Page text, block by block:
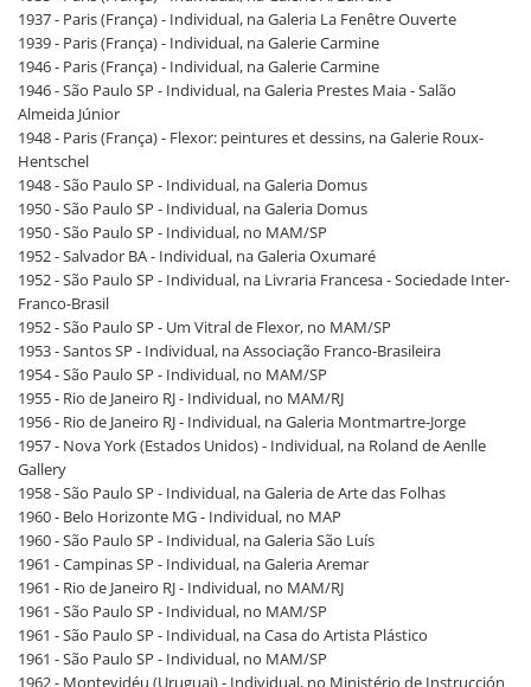
1937 - Paris (França) - Individual, na Galeria La Fenêtre Ouverte
1939 - Paris (França) - Individual, na Galerie Carmine
1946 - Paris (França) - Individual, na Galerie Carmine
1946 - São Paulo SP - Individual, na Galeria Prestes Maia - Salão
Almeida Júnior
1948 - Paris (França) - Flexor: peintures et dessins, na Galerie Roux-
Hentschel
1948 - São Paulo SP - Individual, na Galeria Domus
1950 - São Paulo SP - Individual, na Galeria Domus
1950 - São Paulo SP - Individual, no MAM/SP
1952 - Salvador BA - Individual, na Galeria Oxumaré
1952 - São Paulo SP - Individual, na Livraria Francesa - Sociedade Inter-
Franco-Brasil
1952 - São Paulo SP - Um Vitral de Flexor, no MAM/SP
1953 - Santos SP - Individual, na Associação Franco-Brasileira
1954 - São Paulo SP - Individual, no MAM/SP
1955 - Rio de Janeiro RJ - Individual, no MAM/RJ
1956 - Rio de Janeiro RJ - Individual, na Galeria Montmartre-Jorge
1957 - Nova York (Estados Unidos) - Individual, na Roland de Aenlle
Gallery
1958 - São Paulo SP - Individual, na Galeria de Arte das Folhas
1960 - Belo Horizonte MG - Individual, no MAP
1960 - São Paulo SP - Individual, na Galeria São Luís
1961 - Campinas SP - Individual, na Galeria Aremar
1961 - Rio de Janeiro RJ - Individual, no MAM/RJ
1961 - São Paulo SP - Individual, no MAM/SP
1961 - São Paulo SP - Individual, na Casa do Artista Plástico
1961 - São Paulo SP - Individual, no MAM/SP
1962 - Montevidéu (Uruguai) - Individual, no Ministério de Instrucción